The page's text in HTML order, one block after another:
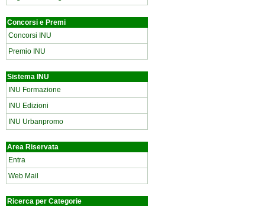
Concorsi e Premi
Concorsi INU
Premio INU
Sistema INU
INU Formazione
INU Edizioni
INU Urbanpromo
Area Riservata
Entra
Web Mail
Ricerca per Categorie